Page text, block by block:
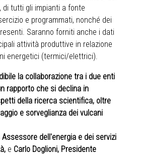
di tutti gli impianti a fonte
e programmati, nonché dei
Saranno forniti anche i dati
attività produttive in relazione
energetici (termici/elettrici).
la collaborazione tra i due enti
rapporto che si declina in
della ricerca scientifica, oltre
e sorveglianza dei vulcani
Assessore dell'energia e dei servizi
e Carlo Doglioni, Presidente